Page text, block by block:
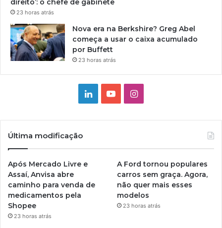
direito’: o chefe de gabinete
23 horas atrás
Nova era na Berkshire? Greg Abel
começa a usar o caixa acumulado
por Buffett
23 horas atrás
LinkedinYouTubeInstagram
Última modificação
Após Mercado Livre e
Assaí, Anvisa abre
caminho para venda de
medicamentos pela
Shopee
23 horas atrás
A Ford tornou populares
carros sem graça. Agora,
não quer mais esses
modelos
23 horas atrás